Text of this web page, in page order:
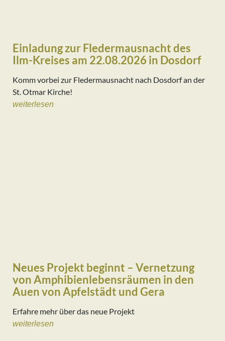
Einladung zur Fledermausnacht des
Ilm-Kreises am 22.08.2026 in Dosdorf
Komm vorbei zur Fledermausnacht nach Dosdorf an der
St. Otmar Kirche!
weiterlesen
Neues Projekt beginnt – Vernetzung
von Amphibienlebensräumen in den
Auen von Apfelstädt und Gera
Erfahre mehr über das neue Projekt
weiterlesen